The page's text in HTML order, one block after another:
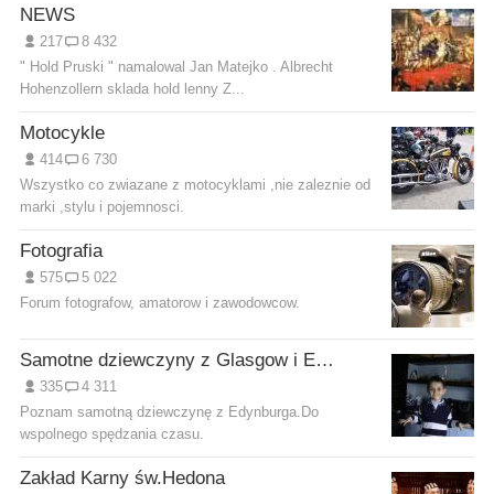
NEWS
217
8 432
" Hold Pruski " namalowal Jan Matejko . Albrecht
Hohenzollern sklada hold lenny Z...
Motocykle
414
6 730
Wszystko co zwiazane z motocyklami ,nie zaleznie od
marki ,stylu i pojemnosci.
Fotografia
575
5 022
Forum fotografow, amatorow i zawodowcow.
Samotne dziewczyny z Glasgow i Edynburga
335
4 311
Poznam samotną dziewczynę z Edynburga.Do
wspolnego spędzania czasu.
Zakład Karny św.Hedona